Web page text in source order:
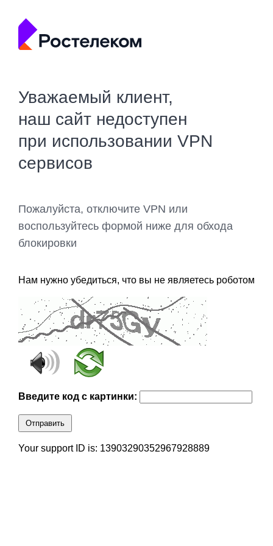
Уважаемый клиент,
наш сайт недоступен
при использовании VPN
сервисов
Пожалуйста, отключите VPN или
воспользуйтесь формой ниже для обхода
блокировки
Нам нужно убедиться, что вы не являетесь роботом
Введите код с картинки:
Отправить
Your support ID is: 13903290352967928889